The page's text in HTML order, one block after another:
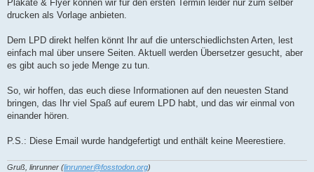
Plakate & Flyer können wir für den ersten Termin leider nur zum selber
drucken als Vorlage anbieten.
Dem LPD direkt helfen könnt Ihr auf die unterschiedlichsten Arten, lest
einfach mal über unsere Seiten. Aktuell werden Übersetzer gesucht, aber
es gibt auch so jede Menge zu tun.
So, wir hoffen, das euch diese Informationen auf den neuesten Stand
bringen, das Ihr viel Spaß auf eurem LPD habt, und das wir einmal von
einander hören.
P.S.: Diese Email wurde handgefertigt und enthält keine Meerestiere.
Gruß, linrunner (linrunner@fosstodon.org)